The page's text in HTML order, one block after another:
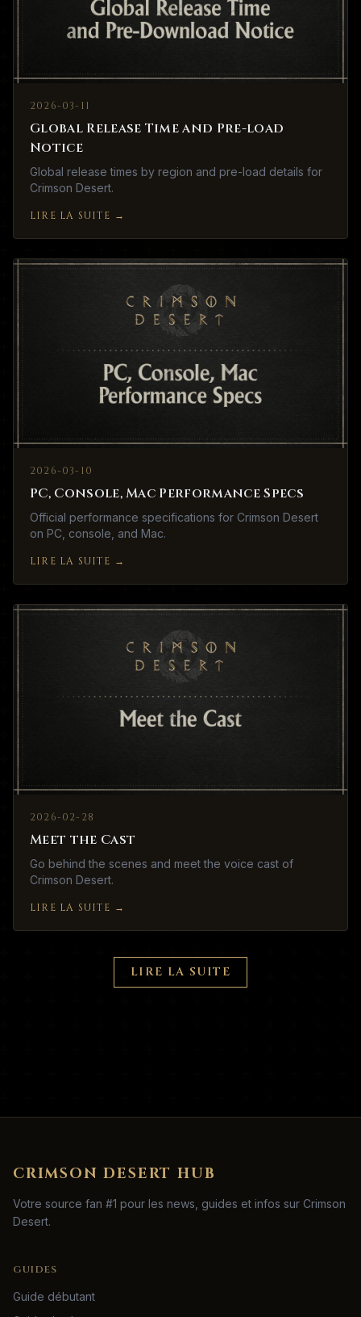
2026-03-11
Global Release Time and Pre-load
Notice
Global release times by region and pre-load details for
Crimson Desert.
LIRE LA SUITE →
2026-03-10
PC, Console, Mac Performance Specs
Official performance specifications for Crimson Desert
on PC, console, and Mac.
LIRE LA SUITE →
2026-02-28
Meet the Cast
Go behind the scenes and meet the voice cast of
Crimson Desert.
LIRE LA SUITE →
LIRE LA SUITE
CRIMSON DESERT HUB
Votre source fan #1 pour les news, guides et infos sur Crimson
Desert.
GUIDES
Guide débutant